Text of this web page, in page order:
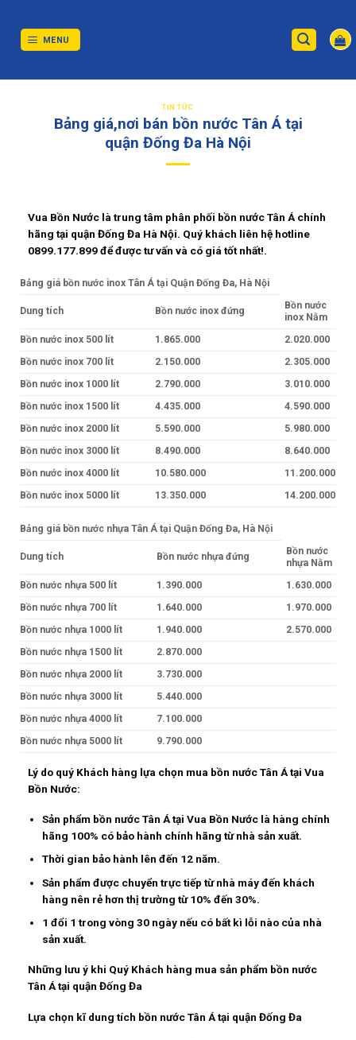
content
MENU
TIN TỨC
Bảng giá,nơi bán bồn nước Tân Á tại
quận Đống Đa Hà Nội
Vua Bồn Nước là trung tâm phân phối bồn nước Tân Á chính
hãng tại quận Đống Đa Hà Nội. Quý khách liên hệ hotline
0899.177.899 để được tư vấn và có giá tốt nhất!.
Bảng giá bồn nước inox Tân Á tại Quận Đống Đa, Hà Nội
Dung tích Bồn nước inox đứng
Bồn nước
inox Nằm
Bồn nước inox 500 lít
1.865.000
2.020.000
Bồn nước inox 700 lít
2.150.000
2.305.000
Bồn nước inox 1000 lít
2.790.000
3.010.000
Bồn nước inox 1500 lít
4.435.000
4.590.000
Bồn nước inox 2000 lít
5.590.000
5.980.000
Bồn nước inox 3000 lít
8.490.000
8.640.000
Bồn nước inox 4000 lít
10.580.000
11.200.000
Bồn nước inox 5000 lít
13.350.000 14.200.000
Bảng giá bồn nước nhựa Tân Á tại Quận Đống Đa, Hà Nội
Dung tích Bồn nước nhựa đứng
Bồn nước
nhựa Nằm
Bồn nước nhựa 500 lít
1.390.000
1.630.000
Bồn nước nhựa 700 lít
1.640.000
1.970.000
Bồn nước nhựa 1000 lít
1.940.000
2.570.000
Bồn nước nhựa 1500 lít
2.870.000
Bồn nước nhựa 2000 lít
3.730.000
Bồn nước nhựa 3000 lít
5.440.000
Bồn nước nhựa 4000 lít
7.100.000
Bồn nước nhựa 5000 lít
9.790.000
Lý do quý Khách hàng lựa chọn mua bồn nước Tân Á tại Vua
Bồn Nước:
Sản phẩm bồn nước Tân Á tại Vua Bồn Nước là hàng chính
hãng 100% có bảo hành chính hãng từ nhà sản xuất.
Thời gian bảo hành lên đến 12 năm.
Sản phẩm được chuyển trực tiếp từ nhà máy đến khách
hàng nên rẻ hơn thị trường từ 10% đến 30%.
1 đổi 1 trong vòng 30 ngày nếu có bất kì lỗi nào của nhà
sản xuất.
Những lưu ý khi Quý Khách hàng mua sản phẩm bồn nước
Tân Á tại quận Đống Đa
Lựa chọn kĩ dung tích bồn nước Tân Á tại quận Đống Đa